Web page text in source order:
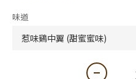
味道